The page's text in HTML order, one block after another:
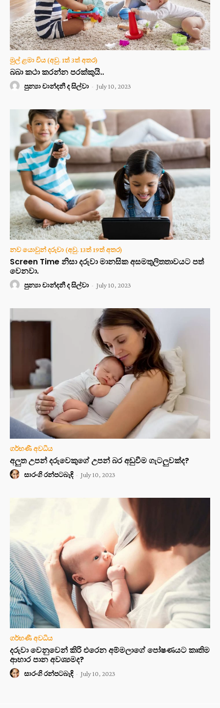
මුල් ළමා විය (අවු. 1ත් 3ත් අතර)
බබා කථා කරන්න පරක්කුයි..
පුන්‍යා චාන්දනී ද සිල්වා - July 10, 2023
නව යොවුන් දරුවා (අවු. 13ත් 19ත් අතර)
Screen Time නිසා දරුවා මානසික අසමතුලිතතාවයට පත්
වෙනවා.
පුන්‍යා චාන්දනී ද සිල්වා - July 10, 2023
ගර්භණී අවධිය
අලුත උපන් දරුවෙකුගේ උපන් බර අඩුවීම ගැටලුවක්ද?
සාරංගි රන්පටබැඳි - July 10, 2023
ගර්භණී අවධිය
දරුවා වෙනුවෙන් කිරි එරෙන අම්මලාගේ පෝෂණයට කෘතිම
ආහාර පාන අවශ්‍යමද?
සාරංගි රන්පටබැඳි - July 10, 2023